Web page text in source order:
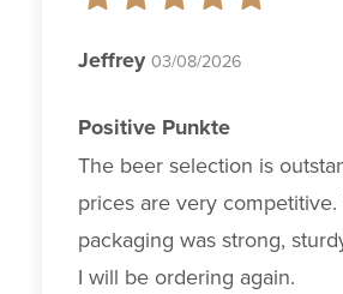
Jeffrey 03/08/2026
Positive Punkte
The beer selection is
prices are very competitive.
packaging was strong,
I will be ordering again.